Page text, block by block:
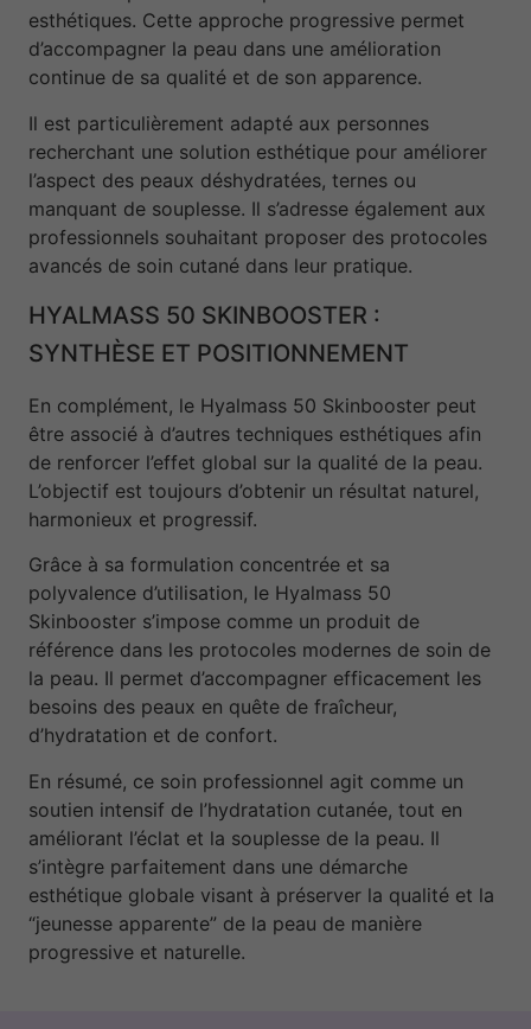
esthétiques. Cette approche progressive permet
d’accompagner la peau dans une amélioration
continue de sa qualité et de son apparence.
Il est particulièrement adapté aux personnes
recherchant une solution esthétique pour améliorer
l’aspect des peaux déshydratées, ternes ou
manquant de souplesse. Il s’adresse également aux
professionnels souhaitant proposer des protocoles
avancés de soin cutané dans leur pratique.
HYALMASS 50 SKINBOOSTER :
SYNTHÈSE ET POSITIONNEMENT
En complément, le Hyalmass 50 Skinbooster peut
être associé à d’autres techniques esthétiques afin
de renforcer l’effet global sur la qualité de la peau.
L’objectif est toujours d’obtenir un résultat naturel,
harmonieux et progressif.
Grâce à sa formulation concentrée et sa
polyvalence d’utilisation, le Hyalmass 50
Skinbooster s’impose comme un produit de
référence dans les protocoles modernes de soin de
la peau. Il permet d’accompagner efficacement les
besoins des peaux en quête de fraîcheur,
d’hydratation et de confort.
En résumé, ce soin professionnel agit comme un
soutien intensif de l’hydratation cutanée, tout en
améliorant l’éclat et la souplesse de la peau. Il
s’intègre parfaitement dans une démarche
esthétique globale visant à préserver la qualité et la
“jeunesse apparente” de la peau de manière
progressive et naturelle.